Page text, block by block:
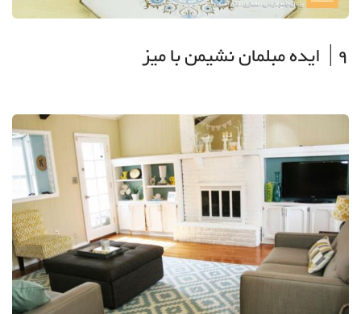
9| ایده مبلمان نشیمن با میز